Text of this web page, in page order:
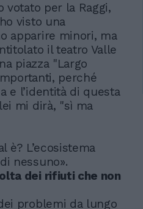
votato per la Raggi,
visto una
apparire minori, ma
il teatro Valle
piazza "Largo
perché
e l’identità di questa
mi dirà, "sì ma
è? L’ecosistema
nessuno».
dei rifiuti che non
problemi da lungo
a Come States?
Meloni e la strategia